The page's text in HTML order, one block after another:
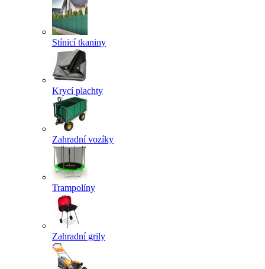
Stínicí tkaniny
Krycí plachty
Zahradní vozíky
Trampolíny
Zahradní grily